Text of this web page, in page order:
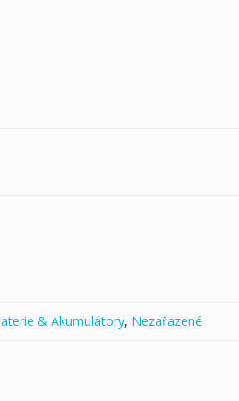
& Akumulátory, Nezařazené